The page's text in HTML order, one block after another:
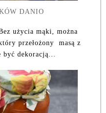
DANIO
użycia mąki, można
przełożony masą z
dekoracją...